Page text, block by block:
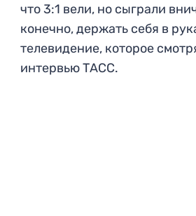
что 3:1 вели, но сыграли
конечно, держать себя в
телевидение, которое
интервью ТАСС.